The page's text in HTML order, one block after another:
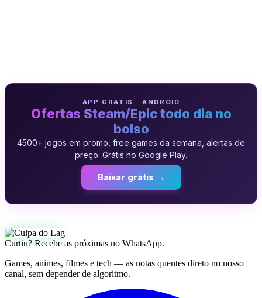
APP GRATIS · ANDROID
Ofertas Steam/Epic todo dia no
bolso
4500+ jogos em promo, free games da semana, alertas de
preço. Grátis no Google Play.
Baixar grátis →
Curtiu? Recebe as próximas no WhatsApp.
Games, animes, filmes e tech — as notas quentes direto no nosso
canal, sem depender de algoritmo.